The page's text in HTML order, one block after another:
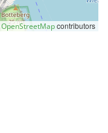
OpenStreetMapcontributors